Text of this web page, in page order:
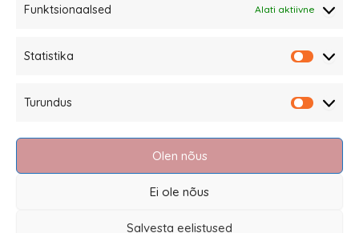
Funktsionaalsed Alati aktiivne
Statistika
Turundus
Olen nõus
Ei ole nõus
Salvesta eelistused
Müügitingimused
Kauba tagastamine